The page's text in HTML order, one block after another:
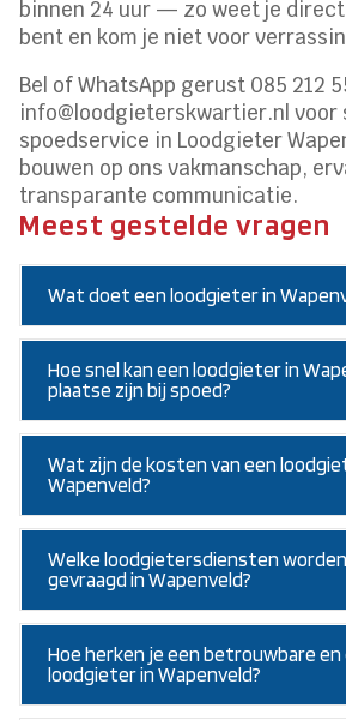
binnen 24 uur — zo weet je
bent en kom je niet voor
Bel of WhatsApp gerust 085 212
info@loodgieterskwartier.nl voor
spoedservice in Loodgieter
bouwen op ons vakmanschap,
transparante communicatie.
Meest gestelde vragen
Wat doet een loodgieter in
Hoe snel kan een loodgieter in
plaatse zijn bij spoed?
Wat zijn de kosten van een
Wapenveld?
Welke loodgietersdiensten
gevraagd in Wapenveld?
Hoe herken je een betrouwbare en
loodgieter in Wapenveld?